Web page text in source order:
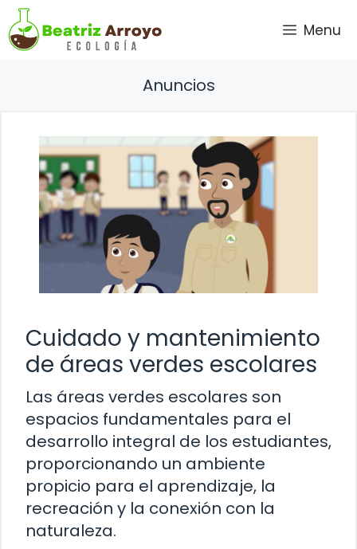
Saltar
al
contenido
Menu
Anuncios
Cuidado y mantenimiento
de áreas verdes escolares
Las áreas verdes escolares son
espacios fundamentales para el
desarrollo integral de los estudiantes,
proporcionando un ambiente
propicio para el aprendizaje, la
recreación y la conexión con la
naturaleza.